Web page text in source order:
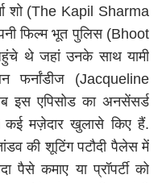
शो (The Kapil Sharma
फिल्म भूत पुलिस (Bhoot
थे जहां उनके साथ यामी
फर्नांडीज (Jacqueline
इस एपिसोड का अनसेंसर्ड
मज़ेदार खुलासे किए हैं.
की शूटिंग पटौदी पैलेस में
पैसे कमाए या प्रॉपर्टी को